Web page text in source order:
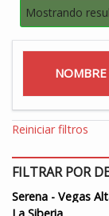
Mostrando
Reiniciar filtros
FILTRAR POR